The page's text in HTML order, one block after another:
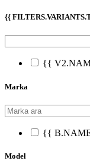
{{
{{
Marka
{{
Model